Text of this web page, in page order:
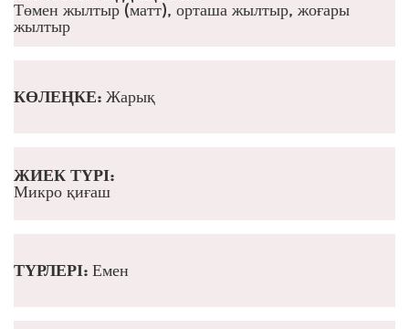
Төмен жылтыр (матт), орташа жылтыр, жоғары
жылтыр
КӨЛЕҢКЕ: Жарық
ЖИЕК ТҮРІ:
Микро қиғаш
ТҮРЛЕРІ: Емен